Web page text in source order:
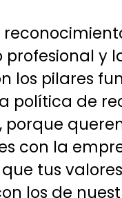
profesional y
los pilares
política de
porque
con la
tus
los de